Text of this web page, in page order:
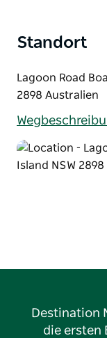
Standort
Lagoon Road
2898 Australien
Destination
die ersten